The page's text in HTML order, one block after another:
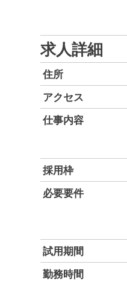
求人詳細
住所
アクセス
仕事内容
採用枠
必要要件
試用期間
勤務時間